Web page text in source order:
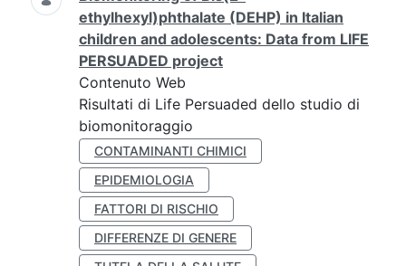
ethylhexyl)phthalate (DEHP) in Italian
children and adolescents: Data from LIFE
PERSUADED project
Contenuto Web
Risultati di Life Persuaded dello studio di
biomonitoraggio
CONTAMINANTI CHIMICI
EPIDEMIOLOGIA
FATTORI DI RISCHIO
DIFFERENZE DI GENERE